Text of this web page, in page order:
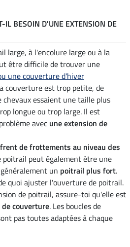
BESOIN D'UNE EXTENSION DE
large, à l'encolure large ou à la
être difficile de trouver une
une couverture d'hiver
couverture est trop petite, de
essaient une taille plus
longue ou trop large. Il est
avec une extension de
de frottements au niveau des
poitrail peut également être une
un poitrail plus fort.
quoi ajuster l'ouverture de poitrail.
de poitrail, assure-toi qu'elle est
couverture. Les boucles de
pas toutes adaptées à chaque